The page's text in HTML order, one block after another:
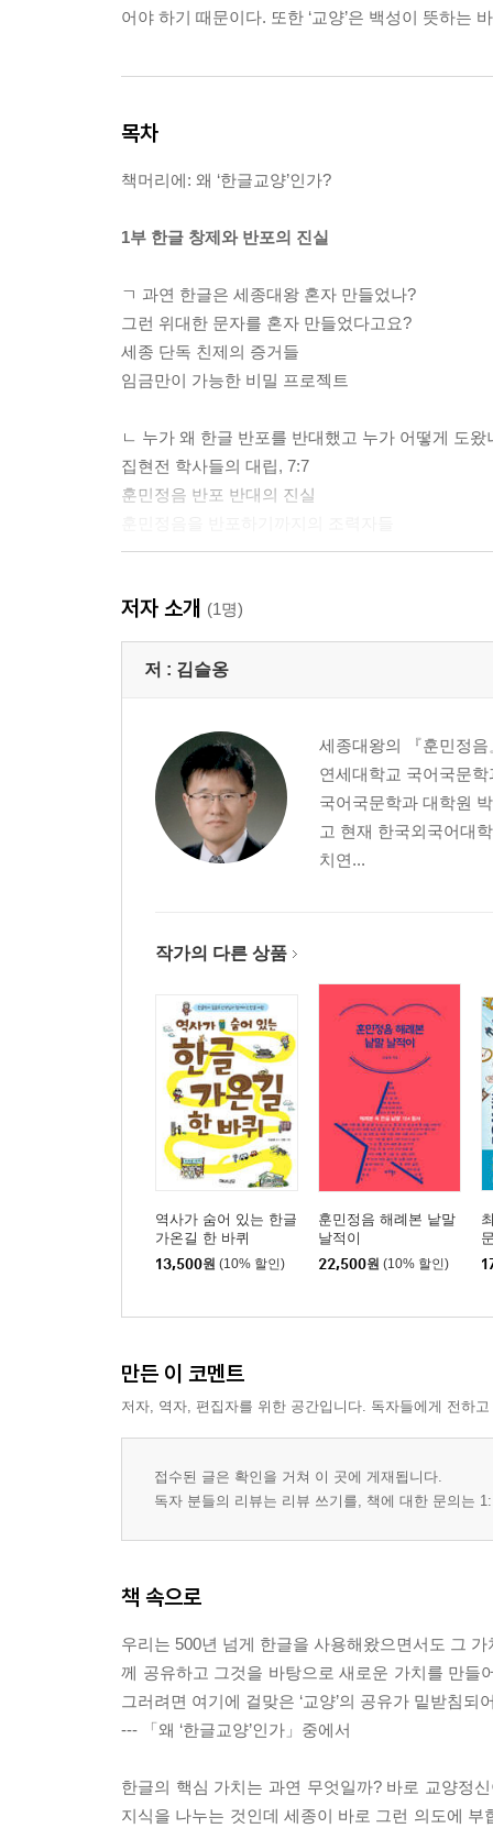
어야 하기 때문이다. 또한 ‘교양’은 백성이 뜻하는
목차
책머리에: 왜 ‘한글교양’인가?
1부 한글 창제와 반포의 진실
ㄱ 과연 한글은 세종대왕 혼자 만들었나?
그런 위대한 문자를 혼자 만들었다고요?
세종 단독 친제의 증거들
임금만이 가능한 비밀 프로젝트
ㄴ 누가 왜 한글 반포를 반대했고 누가 어떻게 도왔
집현전 학사들의 대립, 7:7
훈민정음 반포 반대의 진실
《훈민정음》 해례본이란 무엇인가?
《훈민정음》 해례본의 형식과 내용
《훈민정음》 해례본의 역사적 배경
《훈민정음》 언해본이 왜 중요한가?
《훈민정음》 언해본 짜임새의 특징과 의미
《훈민정음》 언해본 유통의 의미
2부 한글의 과학성과 우수성
누구에게나 보편적인 글자
한글이 과학적인 여덟 가지 근거
한글의 우수성에 대한 몇 가지 오해
ㅂ 지금은 안 쓰는 문자를 어떻게 활용할 것인가?
15세기 훈민정음 28자의 주요 특징
훈민정음 확장자의 원리
15세기 훈민정음 28자에서 안 쓰는 문자의 활용 문
안 쓰는 문자의 부활과 한글의 확장성 문제
ㅅ 한글 낱글자 수와 배열에는 어떤 의미가 있나?
한글 모아쓰기의 힘
11,172자의 생성 원리와 의미
3부 한글 명칭의 역사와 맞춤법
ㅇ ‘한글’ 명칭의 맥락은 무엇인가? ― ‘한글’ 관련
‘한글’ 명칭에 담긴 역사
ㅈ 왜 ‘기역, 디귿, 시옷’을 ‘기윽, 디읃, 시읏’으로
한글 자모 명칭의 유래
《훈민정음》 해례본에서의 명칭
남북한의 한글 자모 명칭 차이와 통일 방안
ㅊ 한글 맞춤법에 담긴 근본 원리는 무엇인가?
한글 맞춤법은 과연 어려울까?
저자 소개 (1명)
저 : 김슬옹
세종대왕의 『훈민정
연세대학교 국어국문
국어국문학과 대학원
고 현재 한국외국어대
치연...
작가의 다른 상품
역사가 숨어 있는 한글
가온길 한 바퀴
13,500원 (10% 할인)
훈민정음 해례본 낱말
날적이
22,500원 (10% 할인)
만든 이 코멘트
저자, 역자, 편집자를 위한 공간입니다. 독자들에게 전하
접수된 글은 확인을 거쳐 이 곳에 게재됩니다.
독자 분들의 리뷰는 리뷰 쓰기를, 책에 대한 문의는
책 속으로
우리는 500년 넘게 한글을 사용해왔으면서도 그
께 공유하고 그것을 바탕으로 새로운 가치를 만들
그러려면 여기에 걸맞은 ‘교양’의 공유가 밑받침
--- 「왜 ‘한글교양’인가」중에서
한글의 핵심 가치는 과연 무엇일까? 바로 교양정
지식을 나누는 것인데 세종이 바로 그런 의도에